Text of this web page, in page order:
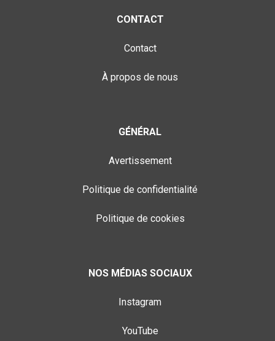
CONTACT
Contact
À propos de nous
GÉNÉRAL
Avertissement
Politique de confidentialité
Politique de cookies
NOS MÉDIAS SOCIAUX
Instagram
YouTube